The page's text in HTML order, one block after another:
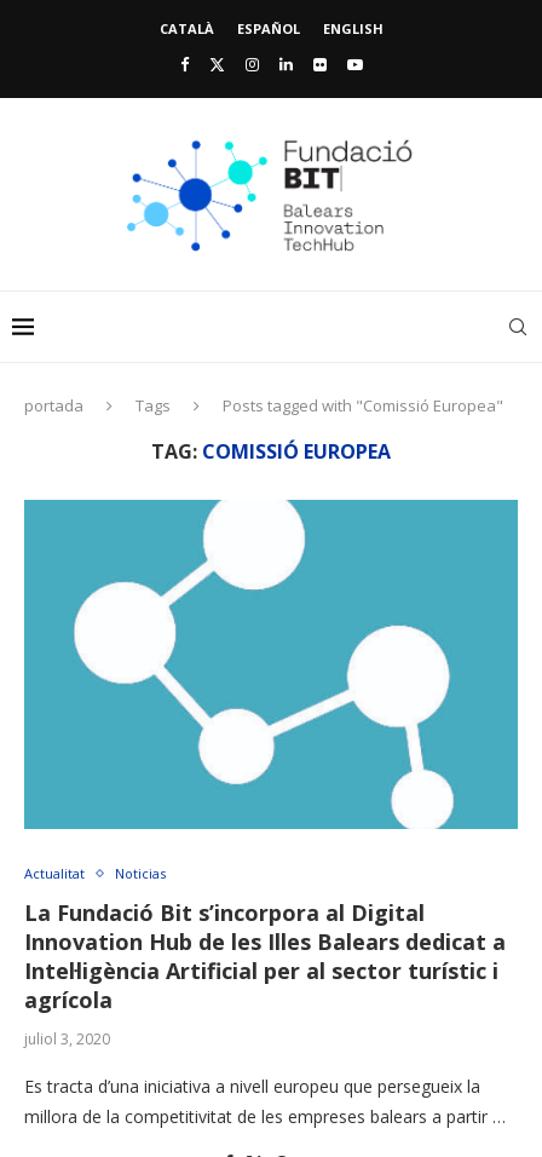
CATALÀ ESPAÑOL ENGLISH
portada Tags Posts tagged with "Comissió Europea"
TAG: COMISSIÓ EUROPEA
Actualitat Noticias
La Fundació Bit s’incorpora al Digital
Innovation Hub de les Illes Balears dedicat a
Intel·ligència Artificial per al sector turístic i
agrícola
juliol 3, 2020
Es tracta d’una iniciativa a nivell europeu que persegueix la
millora de la competitivitat de les empreses balears a partir …